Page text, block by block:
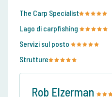
The Carp Specialist
Lago di carpfishing
Servizi sul posto
Strutture
Rob Elzerman